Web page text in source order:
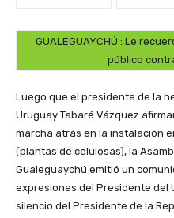
GUALEGUAYCHÚ : Le
público
Luego que el presidente de la
Uruguay Tabaré Vázquez
marcha atrás en la instalación
(plantas de celulosas), la
Gualeguaychú emitió un
expresiones del Presidente del
silencio del Presidente de la